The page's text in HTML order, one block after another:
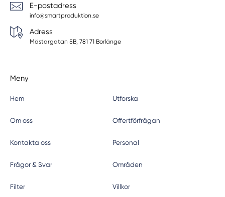
E-postadress
info@smartproduktion.se
Adress
Mästargatan 5B, 781 71 Borlänge
Meny
Hem Utforska
Om oss Offertförfrågan
Kontakta oss Personal
Frågor & Svar Områden
Filter Villkor